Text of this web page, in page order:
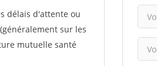
délais d'attente ou
sur les
mutuelle santé